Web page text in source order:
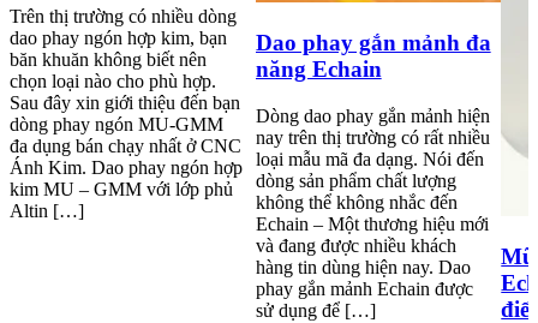
Trên thị trường có nhiều dòng
dao phay ngón hợp kim, bạn
băn khuăn không biết nên
chọn loại nào cho phù hợp.
Sau đây xin giới thiệu đến bạn
dòng phay ngón MU-GMM
đa dụng bán chạy nhất ở CNC
Ánh Kim. Dao phay ngón hợp
kim MU – GMM với lớp phủ
Altin […]
Dao phay gắn mảnh đa
năng Echain
Dòng dao phay gắn mảnh hiện
nay trên thị trường có rất nhiều
loại mẫu mã đa dạng. Nói đến
dòng sản phẩm chất lượng
không thể không nhắc đến
Echain – Một thương hiệu mới
và đang được nhiều khách
hàng tin dùng hiện nay. Dao
phay gắn mảnh Echain được
sử dụng để […]